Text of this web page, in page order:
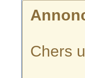
Chers